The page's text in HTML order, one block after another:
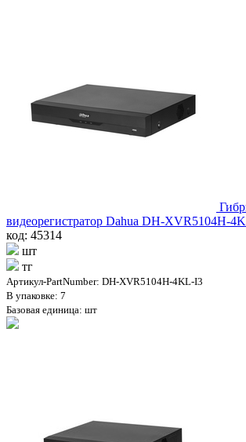
видеорегистратор Dahua DH-XVR5104H-
код: 45314
шт
тг
Артикул-PartNumber: DH-XVR5104H-4KL-I3
В упаковке: 7
Базовая единица: шт